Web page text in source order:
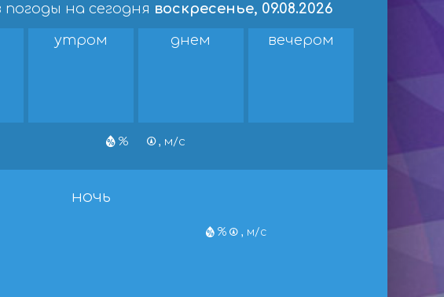
погоды на сегодня воскресенье, 09.08.2026
утром днем вечером
% , м/с
ночь
% , м/с